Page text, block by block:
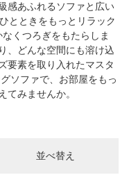
感あふれるソファと広い
とときをもっとリラック
くつろぎをもたらしま
、どんな空間にも溶け込
要素を取り入れたマスタ
ソファで、お部屋をもっ
てみませんか。
並べ替え